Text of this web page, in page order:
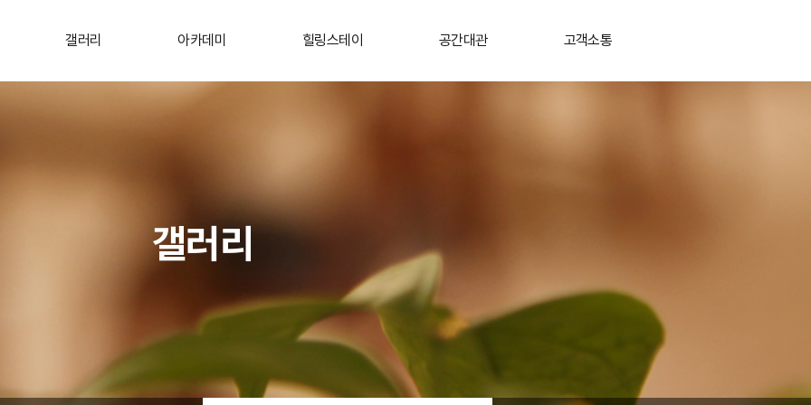
갤러리 아카데미 힐링스테이 공간대관 고객소통
갤러리